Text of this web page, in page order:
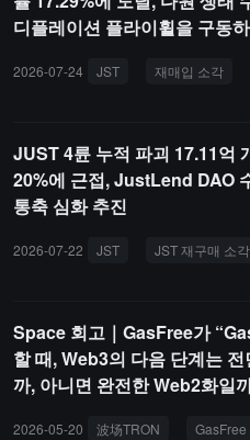
디플레이션 플라이휠을 구동
2026-07-24 JST 재매입 소각
JUST 4륜 누적 파괴 17.11억
20%에 근접, JustLend DAO
통축 심화 추진
2026-07-22 JST JST 재구매 소각
Space 회고｜GasFree가
할 때, Web3의 다음 단계는
까, 아니면 완전한 Web2화일
2026-05-20 波场TRON GasFree